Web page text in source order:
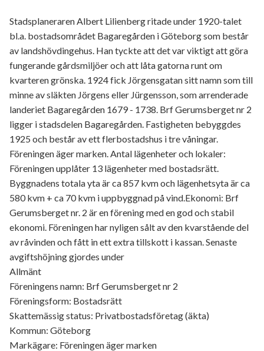
Stadsplaneraren Albert Lilienberg ritade under 1920-talet
bl.a. bostadsområdet Bagaregården i Göteborg som består
av landshövdingehus. Han tyckte att det var viktigt att göra
fungerande gårdsmiljöer och att låta gatorna runt om
kvarteren grönska. 1924 fick Jörgensgatan sitt namn som till
minne av släkten Jörgens eller Jürgensson, som arrenderade
landeriet Bagaregården 1679 - 1738. Brf Gerumsberget nr 2
ligger i stadsdelen Bagaregården. Fastigheten bebyggdes
1925 och består av ett flerbostadshus i tre våningar.
Föreningen äger marken. Antal lägenheter och lokaler:
Föreningen upplåter 13 lägenheter med bostadsrätt.
Byggnadens totala yta är ca 857 kvm och lägenhetsyta är ca
580 kvm + ca 70 kvm i uppbyggnad på vind.Ekonomi: Brf
Gerumsberget nr. 2 är en förening med en god och stabil
ekonomi. Föreningen har nyligen sålt av den kvarstående del
av råvinden och fått in ett extra tillskott i kassan. Senaste
avgiftshöjning gjordes under
Allmänt
Föreningens namn: Brf Gerumsberget nr 2
Föreningsform: Bostadsrätt
Skattemässig status: Privatbostadsföretag (äkta)
Kommun: Göteborg
Markägare: Föreningen äger marken